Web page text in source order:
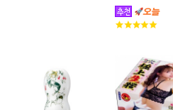
고